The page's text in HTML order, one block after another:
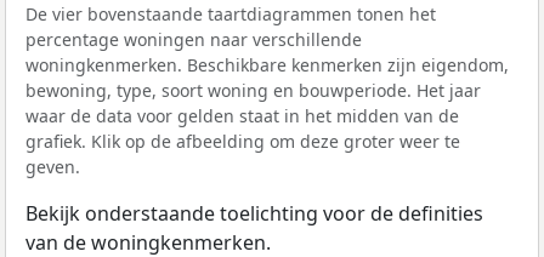
De vier bovenstaande taartdiagrammen tonen het
percentage woningen naar verschillende
woningkenmerken. Beschikbare kenmerken zijn eigendom,
bewoning, type, soort woning en bouwperiode. Het jaar
waar de data voor gelden staat in het midden van de
grafiek. Klik op de afbeelding om deze groter weer te
geven.
Bekijk onderstaande toelichting voor de definities
van de woningkenmerken.